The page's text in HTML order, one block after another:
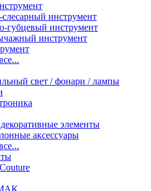
инструмент
губцевый инструмент
инструмент
свет / фонари / лампы
элементы
аксессуары